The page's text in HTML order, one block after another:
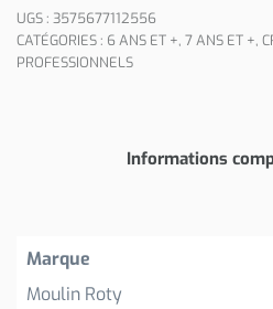
UGS : 3575677112556
CATÉGORIES : 6 ANS ET +, 7 ANS ET +,
PROFESSIONNELS
Informations
Marque
Moulin Roty